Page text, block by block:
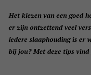
Het kiezen van een goed
er zijn ontzettend veel
iedere slaaphouding is er
bij jou? Met deze tips